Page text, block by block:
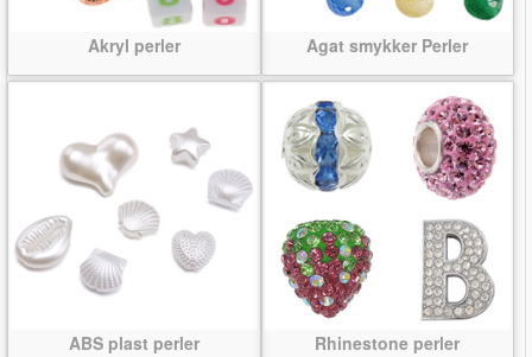
Akryl perler Agat smykker Perler
ABS plast perler Rhinestone perler